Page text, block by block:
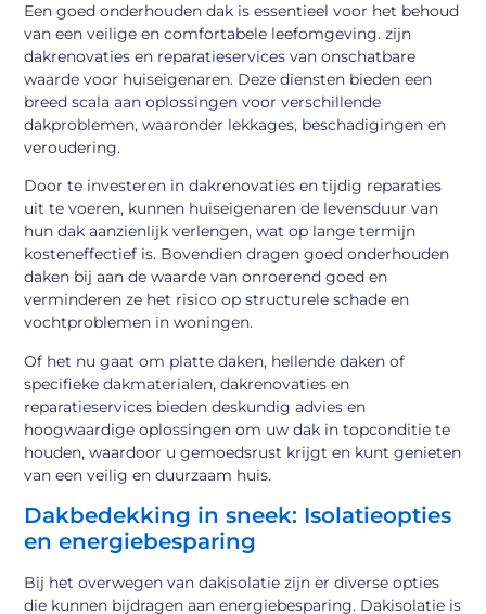
Een goed onderhouden dak is essentieel voor het behoud
van een veilige en comfortabele leefomgeving. zijn
dakrenovaties en reparatieservices van onschatbare
waarde voor huiseigenaren. Deze diensten bieden een
breed scala aan oplossingen voor verschillende
dakproblemen, waaronder lekkages, beschadigingen en
veroudering.
Door te investeren in dakrenovaties en tijdig reparaties
uit te voeren, kunnen huiseigenaren de levensduur van
hun dak aanzienlijk verlengen, wat op lange termijn
kosteneffectief is. Bovendien dragen goed onderhouden
daken bij aan de waarde van onroerend goed en
verminderen ze het risico op structurele schade en
vochtproblemen in woningen.
Of het nu gaat om platte daken, hellende daken of
specifieke dakmaterialen, dakrenovaties en
reparatieservices bieden deskundig advies en
hoogwaardige oplossingen om uw dak in topconditie te
houden, waardoor u gemoedsrust krijgt en kunt genieten
van een veilig en duurzaam huis.
Dakbedekking in sneek: Isolatieopties
en energiebesparing
Bij het overwegen van dakisolatie zijn er diverse opties
die kunnen bijdragen aan energiebesparing. Dakisolatie is